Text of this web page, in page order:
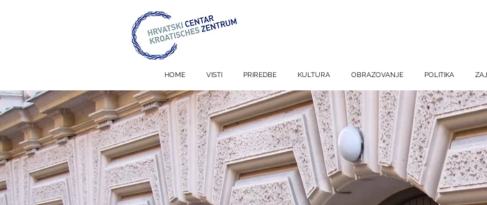
HOME VISTI PRIREDBE KULTURA OBRAZOVANJE POLITIKA